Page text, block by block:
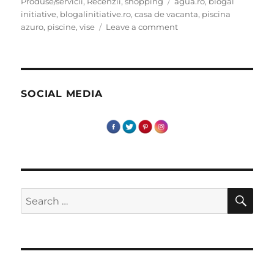
initiative, blogalinitiative.ro,casa de vacanta, piscina
azuro, piscine,vise Leave a commenton
SOCIAL MEDIA
Search
for: